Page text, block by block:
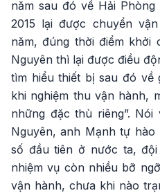
năm sau đó về Hải
2015 lại được chuyển
năm, đúng thời điểm khởi
Nguyên thì lại được điều
tìm hiểu thiết bị sau đó về
khi nghiệm thu vận hành,
những đặc thù riêng”.
Nguyên, anh Mạnh tự
số đầu tiên ở nước ta,
nhiệm vụ còn nhiều bỡ
vận hành, chưa khi nào